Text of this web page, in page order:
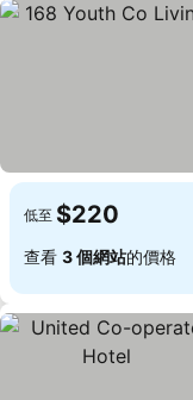
低至 $220
查看 3 個網站的價格